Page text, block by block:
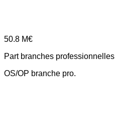
50.8 M€
Part branches professionnelles
OS/OP branche pro.